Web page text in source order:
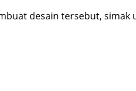
desain tersebut, simak